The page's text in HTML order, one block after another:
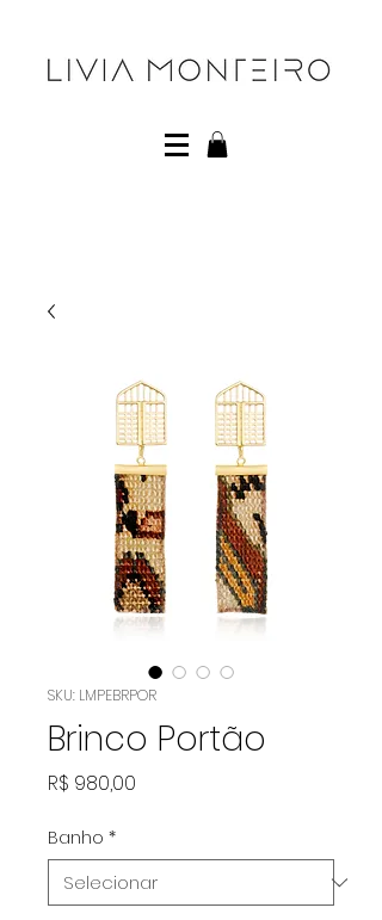
SKU: LMPEBRPOR
Brinco Portão
R$ 980,00
Banho *